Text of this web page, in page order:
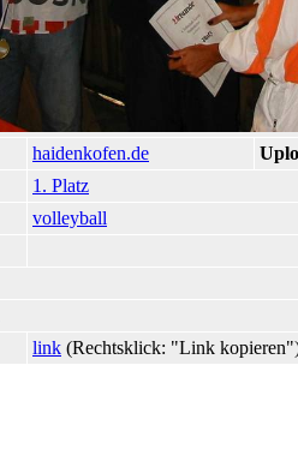
haidenkofen.de
1. Platz
volleyball
link (Rechtsklick: "Link